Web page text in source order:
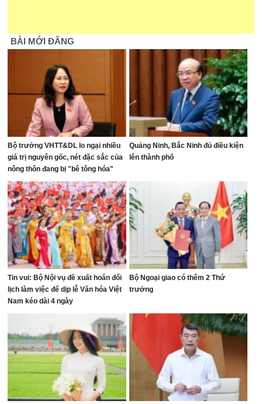
BÀI MỚI ĐĂNG
Bộ trưởng VHTT&DL lo ngại nhiều
giá trị nguyên gốc, nét đặc sắc của
nông thôn đang bị "bê tông hóa"
Quảng Ninh, Bắc Ninh đủ điều kiện
lên thành phố
Tin vui: Bộ Nội vụ đề xuất hoán đổi
lịch làm việc để dịp lễ Văn hóa Việt
Nam kéo dài 4 ngày
Bộ Ngoại giao có thêm 2 Thứ
trưởng